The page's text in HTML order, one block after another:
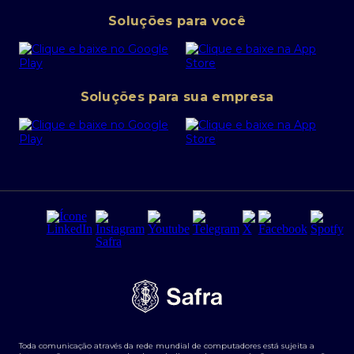
Canal de denúncias
Política de Segurança Cibernética
Portal da Privacidade
PRSAC
Regras e Parâmetros de Atuação Banco Safra
Segurança da Informação
Tarifas e serviços Pessoa Física
Transparência de remuneração
Abra sua conta PJ
SafraPay
Cartão Safra Empresas
Empréstimo e financiamentos PJ
Derivativos
Agronegócios
Soluções para você
Soluções para sua empresa
Toda comunicação através da rede mundial de computadores está sujeita a